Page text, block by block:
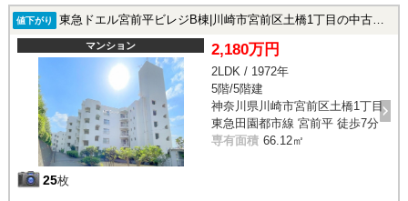
値下がり 東急ドエル宮前平ビレジB棟|川崎市宮前区土橋1丁目の中古マンション
マンション
25枚
2,180万円
2LDK / 1972年
5階/5階建
神奈川県川崎市宮前区土橋1丁目
東急田園都市線 宮前平 徒歩7分
専有面積 66.12㎡